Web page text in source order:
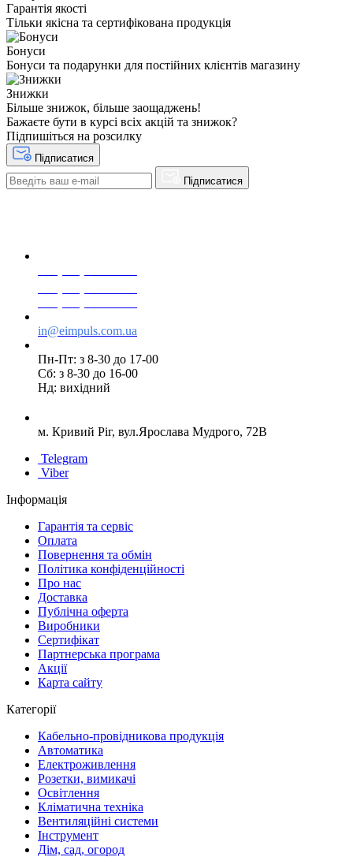
Гарантія якості
Тільки якісна та сертифікована продукція
Бонуси
Бонуси та подарунки для постійних клієнтів магазину
Знижки
Більше знижок, більше заощаджень!
Бажаєте бути в курсі всіх акцій та знижок?
Підпишіться на розсилку
Підписатися
Підписатися
in@eimpuls.com.ua
Пн-Пт: з 8-30 до 17-00
Сб: з 8-30 до 16-00
Нд: вихідний
м. Кривий Ріг, вул.Ярослава Мудрого, 72В
Telegram
Viber
Інформація
Гарантія та сервіс
Оплата
Повернення та обмін
Політика конфіденційності
Про нас
Доставка
Публічна оферта
Виробники
Сертифікат
Партнерська програма
Акції
Карта сайту
Категорії
Кабельно-провідникова продукція
Автоматика
Електроживлення
Розетки, вимикачі
Освітлення
Кліматична техніка
Вентиляційні системи
Інструмент
Дім, сад, огород